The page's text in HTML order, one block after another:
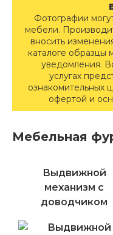
Фотографии
мебели.
вносить
каталоге образцы
уведомления.
услугах
ознакомительных
офертой и
Мебельная
Выдвижной
механизм с
доводчиком